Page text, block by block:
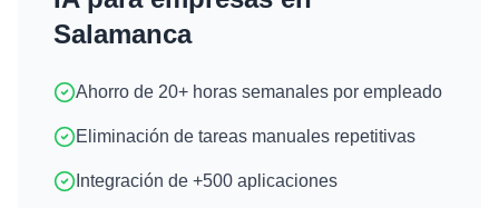
Salamanca
Ahorro de 20+ horas semanales por empleado
Eliminación de tareas manuales repetitivas
Integración de +500 aplicaciones